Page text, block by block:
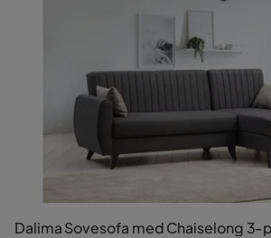
Dalima Sovesofa med Chaiselong 3-